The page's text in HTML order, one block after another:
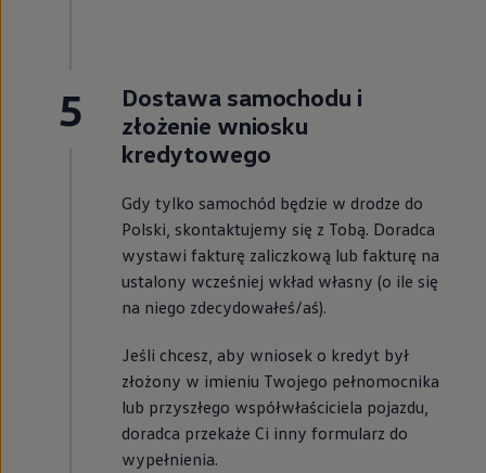
5
Dostawa samochodu i
złożenie wniosku
kredytowego
Gdy tylko samochód będzie w drodze do
Polski, skontaktujemy się z Tobą. Doradca
wystawi fakturę zaliczkową lub fakturę na
ustalony wcześniej wkład własny (o ile się
na niego zdecydowałeś/aś).
Jeśli chcesz, aby wniosek o kredyt był
złożony w imieniu Twojego pełnomocnika
lub przyszłego współwłaściciela pojazdu,
doradca przekaże Ci inny formularz do
wypełnienia.